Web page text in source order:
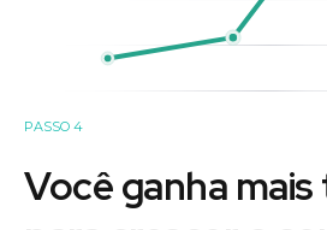
PASSO 4
Você ganha